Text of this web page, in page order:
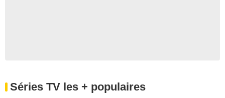
Séries TV les + populaires